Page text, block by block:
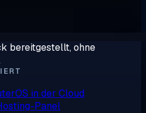
bereitgestellt, ohne
in der Cloud
Panel